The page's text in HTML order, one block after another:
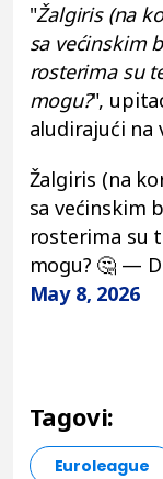
"Žalgiris (na
sa većinskim
rosterima su
mogu?",
aludirajući na
Žalgiris (na
sa većinskim
rosterima su
mogu? 🤔 —
May 8, 2026
Tagovi:
Euroleague